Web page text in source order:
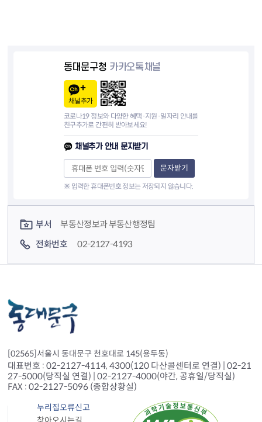
동대문구청 카카오톡채널
채널추가
코로나19 정보와 다양한 혜택·지원·일자리 안내를
친구추가로 간편히 받아보세요!
채널추가 안내 문자받기
문자받기
※ 입력한 휴대폰번호 정보는 저장되지 않습니다.
부서
부동산정보과 부동산행정팀
전화번호
02-2127-4193
[02565]서울시 동대문구 천호대로 145(용두동)
대표번호 : 02-2127-4114, 4300(120 다산콜센터로 연결) | 02-21
27-5000(당직실 연결) | 02-2127-4000(야간, 공휴일/당직실)
FAX : 02-2127-5096 (종합상황실)
누리집오류신고